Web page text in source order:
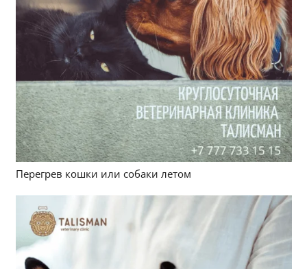
Перегрев кошки или собаки летом